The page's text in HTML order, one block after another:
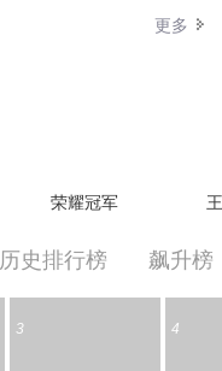
更多
荣耀冠军
历史排行榜 飙升榜
3 4